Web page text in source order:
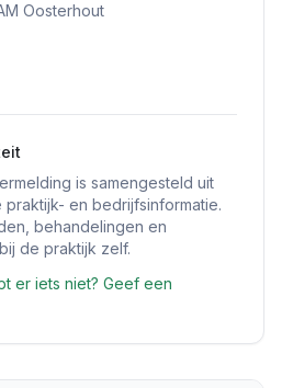
Oosterhout
is samengesteld uit
en bedrijfsinformatie.
behandelingen en
de praktijk zelf.
er iets niet? Geef een